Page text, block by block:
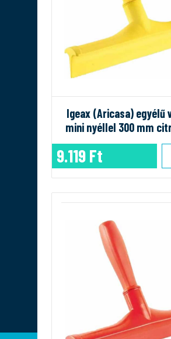
Igeax (Aricasa) egyélű
mini nyéllel 300 mm
9.119 Ft